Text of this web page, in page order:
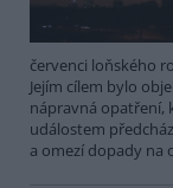
červenci loňského
Jejím cílem bylo
nápravná opatření,
událostem
a omezí dopady na